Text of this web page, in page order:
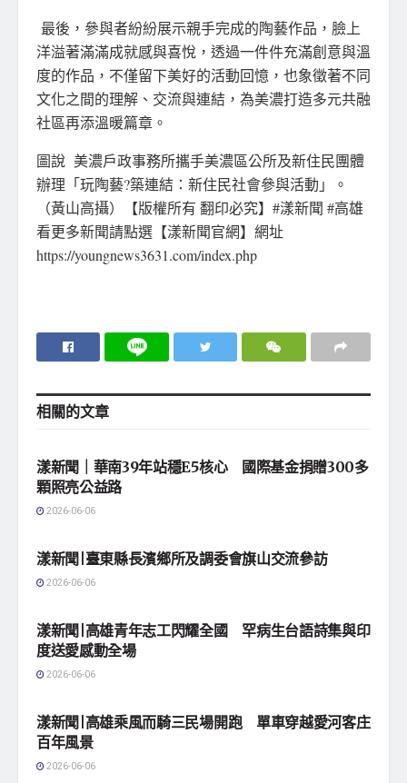
最後，參與者紛紛展示親手完成的陶藝作品，臉上
洋溢著滿滿成就感與喜悅，透過一件件充滿創意與溫
度的作品，不僅留下美好的活動回憶，也象徵著不同
文化之間的理解、交流與連結，為美濃打造多元共融
社區再添溫暖篇章。
圖說 美濃戶政事務所攜手美濃區公所及新住民團體
辦理「玩陶藝?築連結：新住民社會參與活動」。
（黃山高攝）【版權所有 翻印必究】#漾新聞 #高雄
看更多新聞請點選【漾新聞官網】網址
https://youngnews3631.com/index.php
相關的文章
漾新聞｜華南39年站穩E5核心 國際基金捐贈300多
顆照亮公益路
2026-06-06
漾新聞|臺東縣長濱鄉所及調委會旗山交流參訪
2026-06-06
漾新聞|高雄青年志工閃耀全國 罕病生台語詩集與印
度送愛感動全場
2026-06-06
漾新聞|高雄乘風而騎三民場開跑 單車穿越愛河客庄
百年風景
2026-06-06